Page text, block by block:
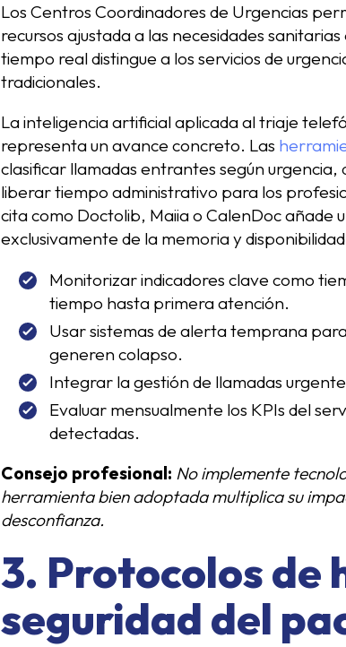
Los Centros Coordinadores de Urgencias
recursos ajustada a las necesidades
tiempo real distingue a los servicios de
tradicionales.
La inteligencia artificial aplicada al triaje
representa un avance concreto. Las
clasificar llamadas entrantes según
liberar tiempo administrativo para los
cita como Doctolib, Maiia o CalenDoc añade
exclusivamente de la memoria y
Monitorizar indicadores clave como
tiempo hasta primera atención.
Usar sistemas de alerta temprana
generen colapso.
Integrar la gestión de llamadas
Evaluar mensualmente los KPIs del
detectadas.
Consejo profesional: No implemente
herramienta bien adoptada multiplica su
desconfianza.
3. Protocolos de
seguridad del